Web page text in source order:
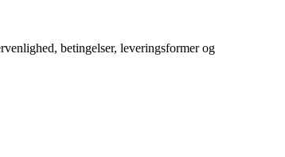
betingelser, leveringsformer og